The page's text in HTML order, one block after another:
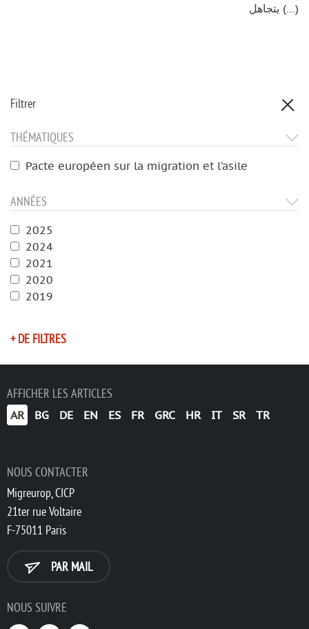
Filtrer
THÉMATIQUES
Pacte européen sur la migration et l’asile
ANNÉES
2025
2024
2021
2020
2019
+ DE FILTRES
يتجاهل (…)
AFFICHER LES ARTICLES
AR BG DE EN ES FR GRC HR IT SR TR
NOUS CONTACTER
Migreurop, CICP
21ter rue Voltaire
F-75011 Paris
PAR MAIL
NOUS SUIVRE